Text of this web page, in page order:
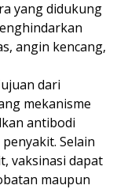
yang didukung
angin kencang,
dari
mekanisme
antibodi
Selain
vaksinasi dapat
maupun